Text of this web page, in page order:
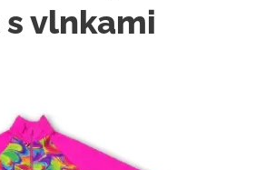
vlnkami